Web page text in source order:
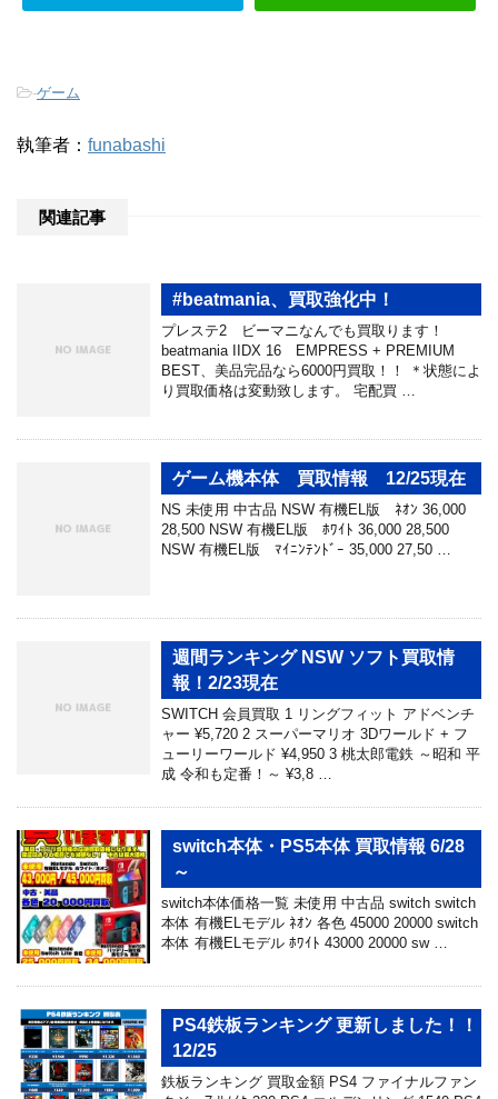
-ゲーム
執筆者： funabashi
関連記事
#beatmania、買取強化中！
プレステ2 ビーマニなんでも買取ります！
beatmania IIDX 16 EMPRESS + PREMIUM
BEST、美品完品なら6000円買取！！ ＊状態によ
り買取価格は変動致します。 宅配買 …
ゲーム機本体 買取情報 12/25現在
NS 未使用 中古品 NSW 有機EL版 ﾈｵﾝ 36,000
28,500 NSW 有機EL版 ﾎﾜｲﾄ 36,000 28,500
NSW 有機EL版 ﾏｲﾆﾝﾃﾝﾄﾞｰ 35,000 27,50 …
週間ランキング NSW ソフト買取情
報！2/23現在
SWITCH 会員買取 1 リングフィット アドベンチ
ャー ¥5,720 2 スーパーマリオ 3Dワールド + フ
ューリーワールド ¥4,950 3 桃太郎電鉄 ～昭和 平
成 令和も定番！～ ¥3,8 …
switch本体・PS5本体 買取情報 6/28
～
switch本体価格一覧 未使用 中古品 switch switch
本体 有機ELモデル ﾈｵﾝ 各色 45000 20000 switch
本体 有機ELモデル ﾎﾜｲﾄ 43000 20000 sw …
PS4鉄板ランキング 更新しました！！
12/25
鉄板ランキング 買取金額 PS4 ファイナルファン